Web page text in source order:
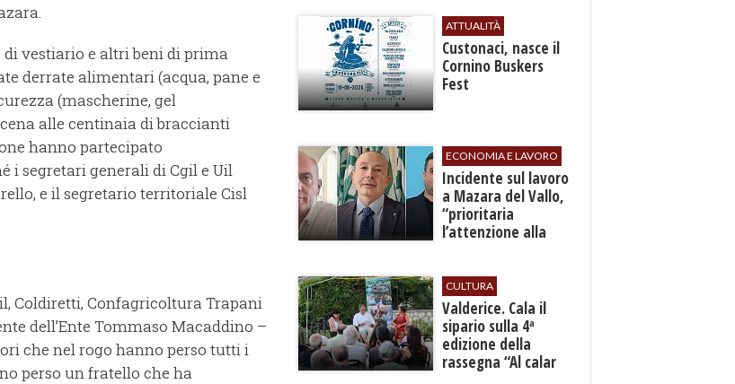
vestiario e altri beni di prima
derrate alimentari (acqua, pane e
(mascherine, gel
alle centinaia di braccianti
hanno partecipato
i segretari generali di Cgil e Uil
e il segretario territoriale Cisl
Coldiretti, Confagricoltura Trapani
dell’Ente Tommaso Macaddino –
che nel rogo hanno perso tutti i
perso un fratello che ha
ATTUALITÀ
Custonaci, nasce il
Cornino Buskers
Fest
ECONOMIA E LAVORO
​Incidente sul lavoro
a Mazara del Vallo,
“prioritaria
l’attenzione alla
CULTURA
Valderice. Cala il
sipario sulla 4ª
edizione della
rassegna “Al calar